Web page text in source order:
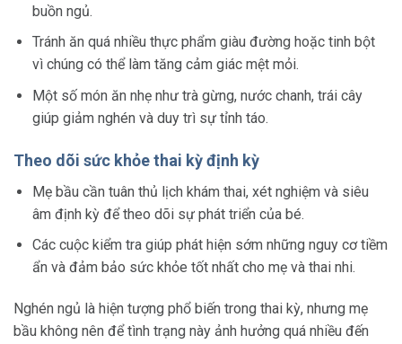
buồn ngủ.
Tránh ăn quá nhiều thực phẩm giàu đường hoặc tinh bột
vì chúng có thể làm tăng cảm giác mệt mỏi.
Một số món ăn nhẹ như trà gừng, nước chanh, trái cây
giúp giảm nghén và duy trì sự tỉnh táo.
Theo dõi sức khỏe thai kỳ định kỳ
Mẹ bầu cần tuân thủ lịch khám thai, xét nghiệm và siêu
âm định kỳ để theo dõi sự phát triển của bé.
Các cuộc kiểm tra giúp phát hiện sớm những nguy cơ tiềm
ẩn và đảm bảo sức khỏe tốt nhất cho mẹ và thai nhi.
Nghén ngủ là hiện tượng phổ biến trong thai kỳ, nhưng mẹ
bầu không nên để tình trạng này ảnh hưởng quá nhiều đến